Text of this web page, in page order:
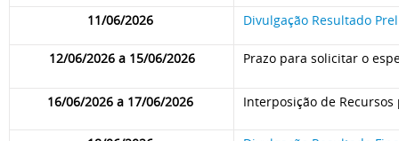
11/06/2026 Divulgação Resultado
12/06/2026 a 15/06/2026 Prazo para solicitar o
16/06/2026 a 17/06/2026 Interposição de